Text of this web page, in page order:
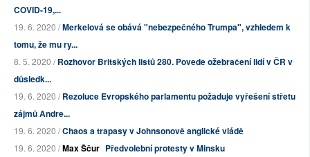
COVID-19,...
19. 6. 2020 /Merkelová se obává "nebezpečného Trumpa", vzhledem k
tomu, že mu ry...
8. 5. 2020 /Rozhovor Britských listů 280. Povede ožebračení lidí v ČR v
důsledk...
19. 6. 2020 /Rezoluce Evropského parlamentu požaduje vyřešení střetu
zájmů Andre...
19. 6. 2020 /Chaos a trapasy v Johnsonově anglické vládě
19. 6. 2020 /Max Ščur Předvolební protesty v Minsku